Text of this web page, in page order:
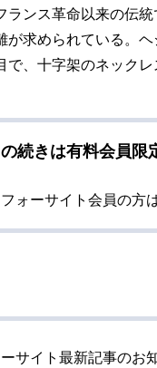
ランス革命以来の伝
が求められている。
で、十字架のネック
続きは有料会員限
フォーサイト会員の方
サイト最新記事のお